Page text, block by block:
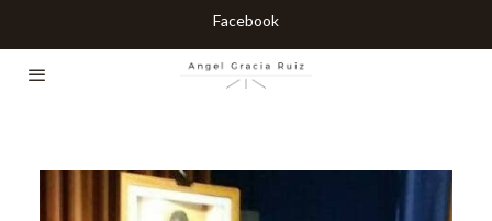
Facebook